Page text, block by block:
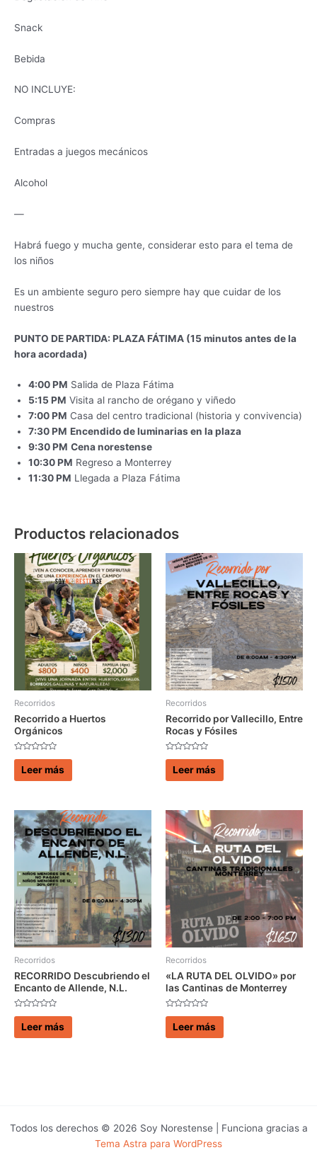
Snack
Bebida
NO INCLUYE:
Compras
Entradas a juegos mecánicos
Alcohol
—
Habrá fuego y mucha gente, considerar esto para el tema de
los niños
Es un ambiente seguro pero siempre hay que cuidar de los
nuestros
PUNTO DE PARTIDA: PLAZA FÁTIMA (15 minutos antes de la
hora acordada)
4:00 PM Salida de Plaza Fátima
5:15 PM Visita al rancho de orégano y viñedo
7:00 PM Casa del centro tradicional (historia y convivencia)
7:30 PM Encendido de luminarias en la plaza
9:30 PM Cena norestense
10:30 PM Regreso a Monterrey
11:30 PM Llegada a Plaza Fátima
Productos relacionados
Recorridos
Recorrido a Huertos
Orgánicos
Valorado
con
de
Leer más
Recorridos
Recorrido por Vallecillo, Entre
Rocas y Fósiles
Valorado
con
de
Leer más
Recorridos
RECORRIDO Descubriendo el
Encanto de Allende, N.L.
Valorado
con
de
Leer más
Recorridos
«LA RUTA DEL OLVIDO» por
las Cantinas de Monterrey
Valorado
con
de
Leer más
Todos los derechos © 2026 Soy Norestense | Funciona gracias a
Tema Astra para WordPress